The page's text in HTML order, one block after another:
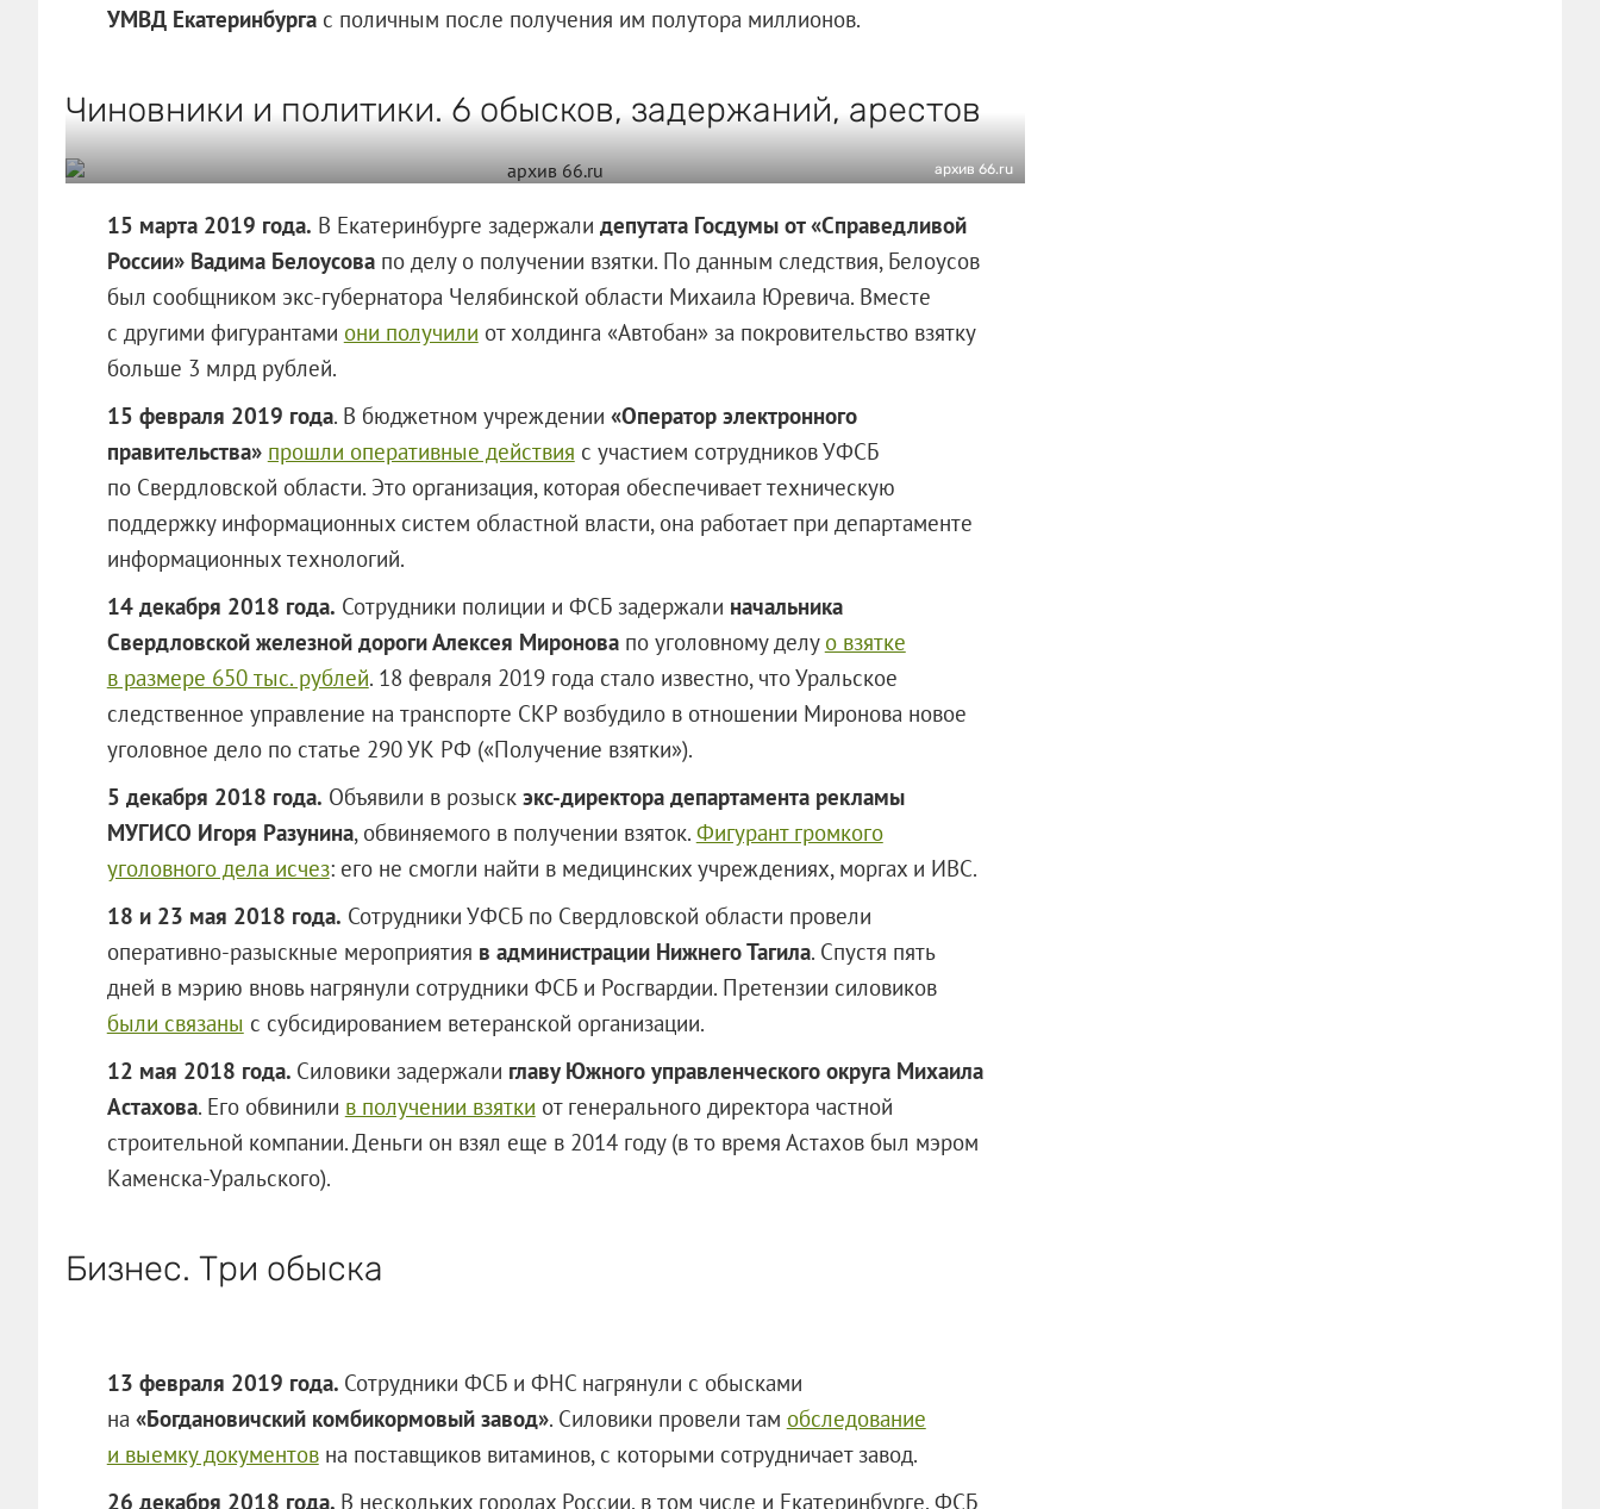
УМВД Екатеринбургас поличным после получения им полутора миллионов.
Чиновники и политики. 6 обысков, задержаний, арестов
архив 66.ru
15 марта 2019 года. В Екатеринбурге задержали депутата Госдумы от «Справедливой
России» Вадима Белоусовапо делу о получении взятки. По данным следствия, Белоусов
был сообщником экс-губернатора Челябинской области Михаила Юревича. Вместе
с другими фигурантами они получили от холдинга «Автобан» за покровительство взятку
больше 3 млрд рублей.
15 февраля 2019 года. В бюджетном учреждении «Оператор электронного
правительства» прошли оперативные действия с участием сотрудников УФСБ
по Свердловской области. Это организация, которая обеспечивает техническую
поддержку информационных систем областной власти, она работает при департаменте
информационных технологий.
14 декабря 2018 года. Сотрудники полиции и ФСБ задержали начальника
Свердловской железной дороги Алексея Мироновапо уголовному делу о взятке
в размере 650 тыс. рублей. 18 февраля 2019 года стало известно, что Уральское
следственное управление на транспорте СКР возбудило в отношении Миронова новое
уголовное дело по статье 290 УК РФ («Получение взятки»).
5 декабря 2018 года. Объявили в розыскэкс-директора департамента рекламы
МУГИСО Игоря Разунина, обвиняемого в получении взяток. Фигурант громкого
уголовного дела исчез: его не смогли найти в медицинских учреждениях, моргах и ИВС.
18 и 23 мая 2018 года. Сотрудники УФСБ по Свердловской области провели
оперативно-разыскные мероприятия в администрации Нижнего Тагила. Спустя пять
дней в мэрию вновь нагрянули сотрудники ФСБ и Росгвардии. Претензии силовиков
были связаны с субсидированием ветеранской организации.
12 мая 2018 года. Силовики задержали главу Южного управленческого округа Михаила
Астахова. Его обвинили в получении взятки от генерального директора частной
строительной компании. Деньги он взял еще в 2014 году (в то время Астахов был мэром
Каменска-Уральского).
Бизнес. Три обыска
13 февраля 2019 года. Сотрудники ФСБ и ФНС нагрянули с обысками
на «Богдановичский комбикормовый завод». Силовики провели там обследование
и выемку документовна поставщиков витаминов, с которыми сотрудничает завод.
26 декабря 2018 года. В нескольких городах России, в том числе и Екатеринбурге, ФСБ